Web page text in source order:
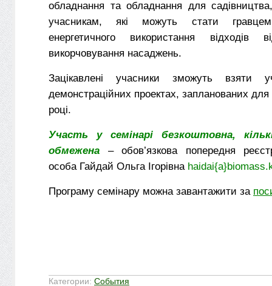
обладнання та обладнання для
учасникам, які можуть стати
енергетичного використання відходів
викорчовування насаджень.
Зацікавлені учасники зможуть взяти
демонстраційних проектах, запланованих для
році.
Участь у семінарі безкоштовна,
обмежена
– обов’язкова попередня
особа Гайдай Ольга Ігорівна
Програму семінару можна завантажити за
Категории: События